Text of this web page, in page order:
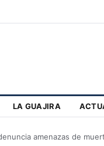
LA GUAJIRA
amenazas de